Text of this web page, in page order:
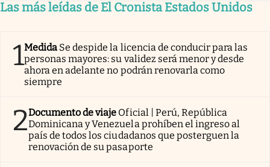
Las más leídas de El Cronista Estados Unidos
1Medida Se despide la licencia de conducir para las
personas mayores: su validez será menor y desde
ahora en adelante no podrán renovarla como
siempre
2Documento de viaje Oficial | Perú, República
Dominicana y Venezuela prohíben el ingreso al
país de todos los ciudadanos que posterguen la
renovación de su pasaporte